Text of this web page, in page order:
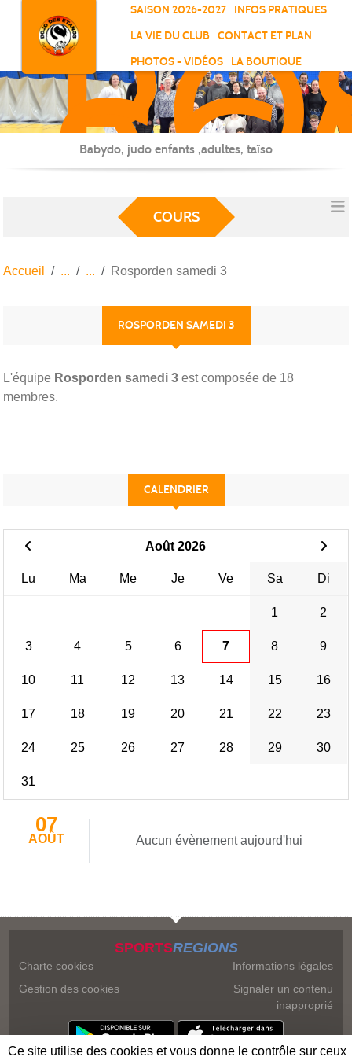
SAISON 2026-2027
INFOS PRATIQUES
LA VIE DU CLUB
CONTACT ET PLAN
PHOTOS - VIDÉOS
LA BOUTIQUE
-
-
Babydo, judo enfants ,adultes, taïso
COURS
Accueil Rosporden samedi 3
ROSPORDEN SAMEDI 3
L'équipe Rosporden samedi 3 est composée de 18
membres.
CALENDRIER
Août 2026
Lu Ma Me Je Ve Sa Di
1 2
3 4 5 6 7 8 9
10 11 12 13 14 15 16
17 18 19 20 21 22 23
24 25 26 27 28 29 30
31
07
AOÛT Aucun évènement aujourd'hui
SPORTSREGIONS
Charte cookies
Gestion des cookies
Informations légales
Signaler un contenu
inapproprié
Panneau de gestion des cookies
Ce site utilise des cookies et vous donne le contrôle sur ceux